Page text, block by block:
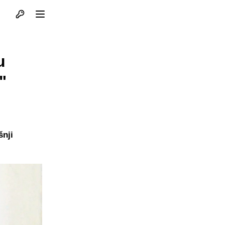
Otvori profil